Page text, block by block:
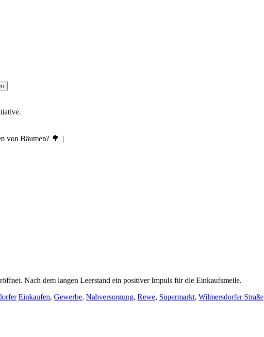
von Bäumen? 🌳 |
Nach dem langen Leerstand ein positiver Impuls für die Einkaufsmeile.
Einkaufen, Gewerbe, Nahversorgung, Rewe, Supermarkt, Wilmersdorfer Straße